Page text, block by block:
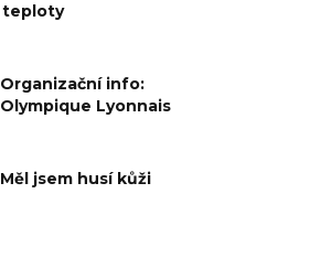
teploty
Organizační info:
Olympique Lyonnais
Měl jsem husí kůži